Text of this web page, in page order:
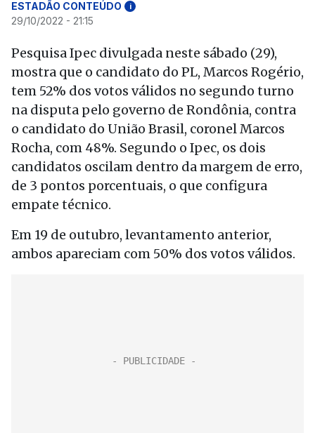
ESTADÃO CONTEÚDO i
29/10/2022 - 21:15
Pesquisa Ipec divulgada neste sábado (29),
mostra que o candidato do PL, Marcos Rogério,
tem 52% dos votos válidos no segundo turno
na disputa pelo governo de Rondônia, contra
o candidato do União Brasil, coronel Marcos
Rocha, com 48%. Segundo o Ipec, os dois
candidatos oscilam dentro da margem de erro,
de 3 pontos porcentuais, o que configura
empate técnico.
Em 19 de outubro, levantamento anterior,
ambos apareciam com 50% dos votos válidos.